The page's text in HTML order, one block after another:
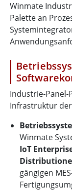
Winmate
Palette an
Industrie-Panel-
Infrastruktur
Winmate
IoT
gängigen